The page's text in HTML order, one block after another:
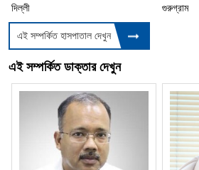
দিল্লী
গুরুগ্রাম
এই সম্পর্কিত হাসপাতাল দেখুন
এই সম্পর্কিত ডাক্তার দেখুন